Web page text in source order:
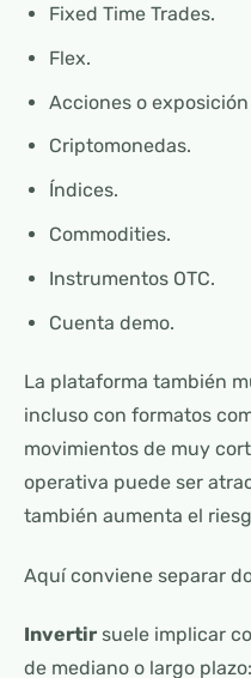
Fixed Time Trades.
Flex.
Acciones o
Criptomonedas.
Índices.
Commodities.
Instrumentos OTC.
Cuenta demo.
La plataforma también
incluso con formatos
movimientos de muy
operativa puede ser
también aumenta el
Aquí conviene separar
Invertir suele implicar
de mediano o largo